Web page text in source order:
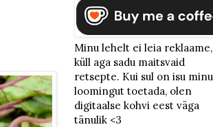
Minu lehelt ei leia reklaame,
küll aga sadu maitsvaid
retsepte. Kui sul on isu minu
loomingut toetada, olen
digitaalse kohvi eest väga
tänulik <3